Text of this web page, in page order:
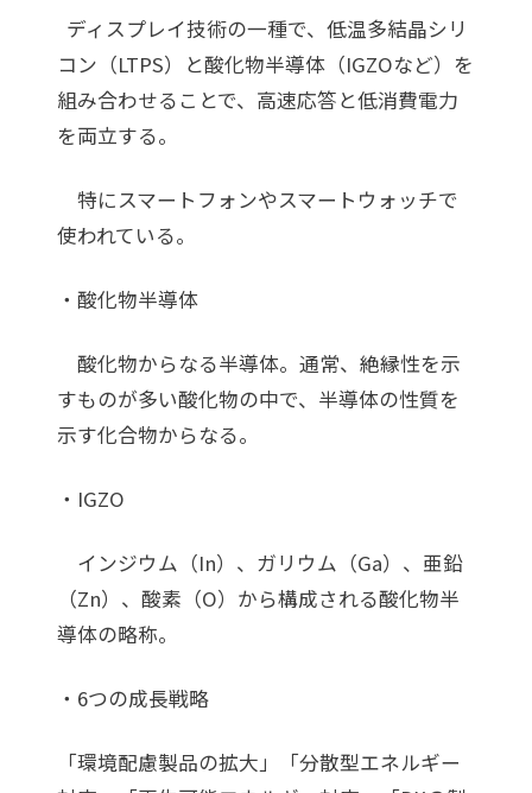
ディスプレイ技術の一種で、低温多結晶シリ
コン（LTPS）と酸化物半導体（IGZOなど）を
組み合わせることで、高速応答と低消費電力
を両立する。
特にスマートフォンやスマートウォッチで
使われている。
・酸化物半導体
酸化物からなる半導体。通常、絶縁性を示
すものが多い酸化物の中で、半導体の性質を
示す化合物からなる。
・IGZO
インジウム（In）、ガリウム（Ga）、亜鉛
（Zn）、酸素（O）から構成される酸化物半
導体の略称。
・6つの成長戦略
「環境配慮製品の拡大」「分散型エネルギー